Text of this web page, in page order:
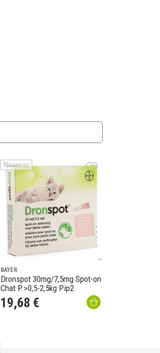
Nouveau
BAYER
Dronspot 30mg/7,5mg Spot-on
Chat P.>0,5-2,5kg Pip2
19,68 €